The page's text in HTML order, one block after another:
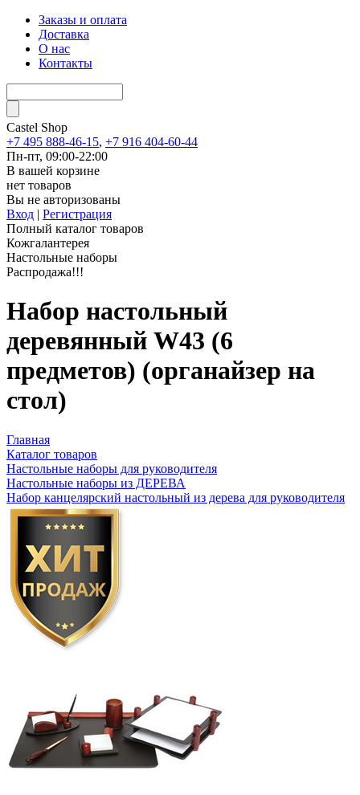
Заказы и оплата
Доставка
О нас
Контакты
Castel Shop
+7 495 888-46-15, +7 916 404-60-44
Пн-пт, 09:00-22:00
В вашей корзине
нет товаров
Вы не авторизованы
Вход | Регистрация
Полный каталог товаров
Кожгалантерея
Настольные наборы
Распродажа!!!
Набор настольный
деревянный W43 (6
предметов) (органайзер на
стол)
Главная
Каталог товаров
Настольные наборы для руководителя
Настольные наборы из ДЕРЕВА
Набор канцелярский настольный из дерева для руководителя